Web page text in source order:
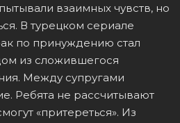
взаимных чувств, но
В турецком сериале
по принуждению стал
из сложившегося
Между супругами
Ребята не рассчитывают
«притереться». Из